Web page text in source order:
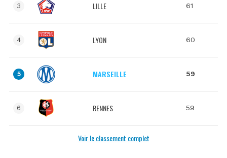
3 LILLE 61
4 LYON 60
5 MARSEILLE 59
6 RENNES 59
Voir le classement complet